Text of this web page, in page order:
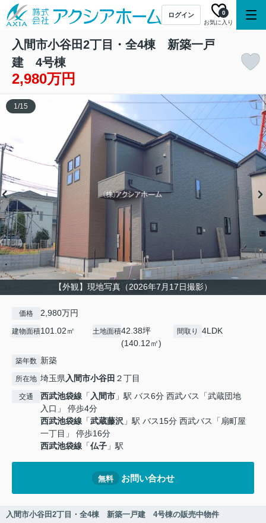
ログイン
お気に入り
0
入間市小谷田2丁目・全4棟 新築一戸
建 4号棟
2,980万円
【外観】現地写真（2026年7月17日撮影）
1/15
価格 2,980万円
建物面積101.02㎡ 土地面積42.38坪
(140.12㎡)
間取り 4LDK
築年数 新築
所在地 埼玉県入間市小谷田 ２丁目
交通 西武池袋線 「入間市 」駅 バス6分 西武バス「武蔵団地
入口」 停歩4分
西武池袋線 「武蔵藤沢 」駅 バス15分 西武バス「扇町屋
一丁目」 停歩16分
西武池袋線 「仏子 」駅
無料 お問い合わせ
入間市小谷田2丁目・全4棟 新築一戸建 4号棟の販売中物件